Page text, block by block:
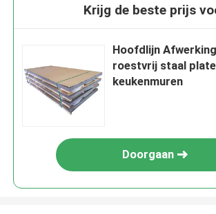
Krijg de beste prijs
Hoofdlijn
roestvrij staal
keukenmuren
Doorgaan